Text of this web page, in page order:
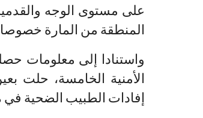
على مستوى الوجه
المنطقة من المارة
واستنادا إلى معلومات
الأمنية الخامسة، حلت
إفادات الطبيب الضحية